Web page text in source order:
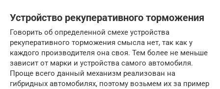
Устройство рекуперативного торможения
Говорить об определенной смехе устройства
рекуперативного торможения смысла нет, так как у
каждого производителя она своя. Тем более не меньше
зависит от марки и устройства самого автомобиля.
Проще всего данный механизм реализован на
гибридных автомобилях, поэтому возьмем их за пример